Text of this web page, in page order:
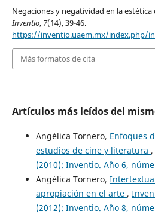
Negaciones y negatividad en la estética
Inventio, 7(14), 39-46.
https://inventio.uaem.mx/index.php/
Más formatos de cita
Artículos más leídos del
Angélica Tornero, Enfoques
estudios de cine y literatura ,
(2010): Inventio. Año 6,
Angélica Tornero,
apropiación en el arte ,
(2012): Inventio. Año 8,